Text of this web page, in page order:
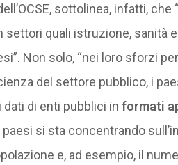
sottolinea, infatti,
settori quali istruzione, sanità
Non solo, “nei loro sforzi
del settore pubblico, i
di enti pubblici in formati
si sta concentrando
e, ad esempio, il